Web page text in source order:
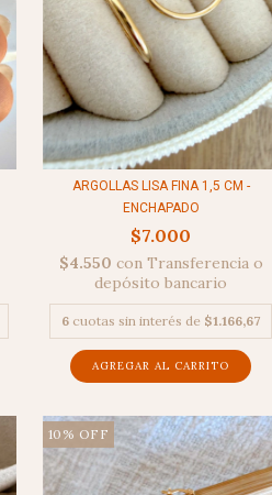
ARGOLLAS LISA FINA 1,5 CM -
ENCHAPADO
$7.000
$4.550 con Transferencia o
depósito bancario
6 cuotas sin interés de $1.166,67
10 % OFF